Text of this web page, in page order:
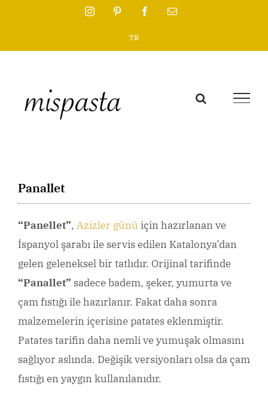
InstagramPinterest FacebookEmail
TR
Panallet
“Panellet”, Azizler günü için hazırlanan ve
İspanyol şarabı ile servis edilen Katalonya’dan
gelen geleneksel bir tatlıdır. Orijinal tarifinde
“Panallet” sadece badem, şeker, yumurta ve
çam fıstığı ile hazırlanır. Fakat daha sonra
malzemelerin içerisine patates eklenmiştir.
Patates tarifin daha nemli ve yumuşak olmasını
sağlıyor aslında. Değişik versiyonları olsa da çam
fıstığı en yaygın kullanılanıdır.